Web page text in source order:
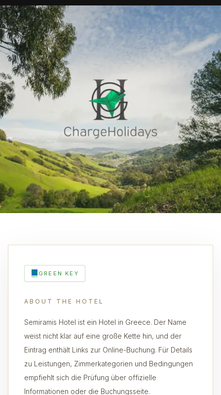
GREEN KEY
ABOUT THE HOTEL
Semiramis Hotel ist ein Hotel in Greece. Der Name
weist nicht klar auf eine große Kette hin, und der
Eintrag enthält Links zur Online-Buchung. Für Details
zu Leistungen, Zimmerkategorien und Bedingungen
empfiehlt sich die Prüfung über offizielle
Informationen oder die Buchungsseite.